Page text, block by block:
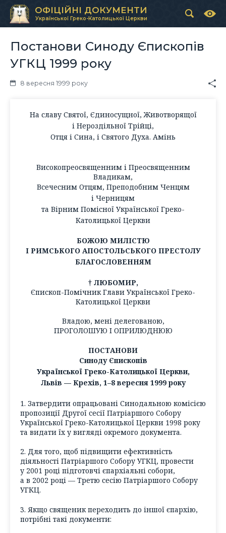
ОФІЦІЙНІ ДОКУМЕНТИ
Української Греко-Католицької Церкви
Постанови Синоду Єпископів
УГКЦ 1999 року
8 вересня 1999 року
На славу Святої, Єдиносущної, Животворящої
і Нероздільної Трійці,
Отця і Сина, і Святого Духа. Амінь
Високопреосвященним і Преосвященним
Владикам,
Всечесним Отцям, Преподобним Ченцям
і Черницям
та Вірним Помісної Української Греко-
Католицької Церкви
БОЖОЮ МИЛІСТЮ
І РИМСЬКОГО АПОСТОЛЬСЬКОГО ПРЕСТОЛУ
БЛАГОСЛОВЕННЯМ
† ЛЮБОМИР,
Єпископ-Помічник Глави Української Греко-
Католицької Церкви
Владою, мені делегованою,
ПРОГОЛОШУЮ І ОПРИЛЮДНЮЮ
ПОСТАНОВИ
Синоду Єпископів
Української Греко-Католицької Церкви,
Львів — Крехів, 1–8 вересня 1999 року
1. Затвердити опрацьовані Синодальною комісією
пропозиції Другої сесії Патріаршого Собору
Української Греко-Католицької Церкви 1998 року
та видати їх у вигляді окремого документа.
2. Для того, щоб підвищити ефективність
діяльності Патріаршого Собору УГКЦ, провести
у 2001 році підготовчі єпархіальні собори,
а в 2002 році — Третю сесію Патріаршого Собору
УГКЦ.
3. Якщо священик переходить до іншої єпархію,
потрібні такі документи: